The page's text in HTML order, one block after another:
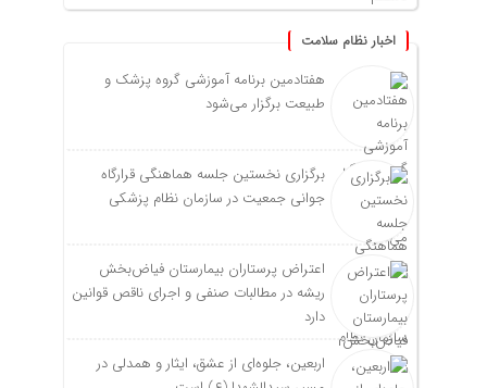
اخبار نظام سلامت
هفتادمین برنامه آموزشی گروه پزشک و
طبیعت برگزار می‌شود
برگزاری نخستین جلسه هماهنگی قرارگاه
جوانی جمعیت در سازمان نظام پزشکی
اعتراض پرستاران بیمارستان فیاض‌بخش
ریشه در مطالبات صنفی و اجرای ناقص قوانین
دارد
اربعین، جلوه‌ای از عشق، ایثار و همدلی در